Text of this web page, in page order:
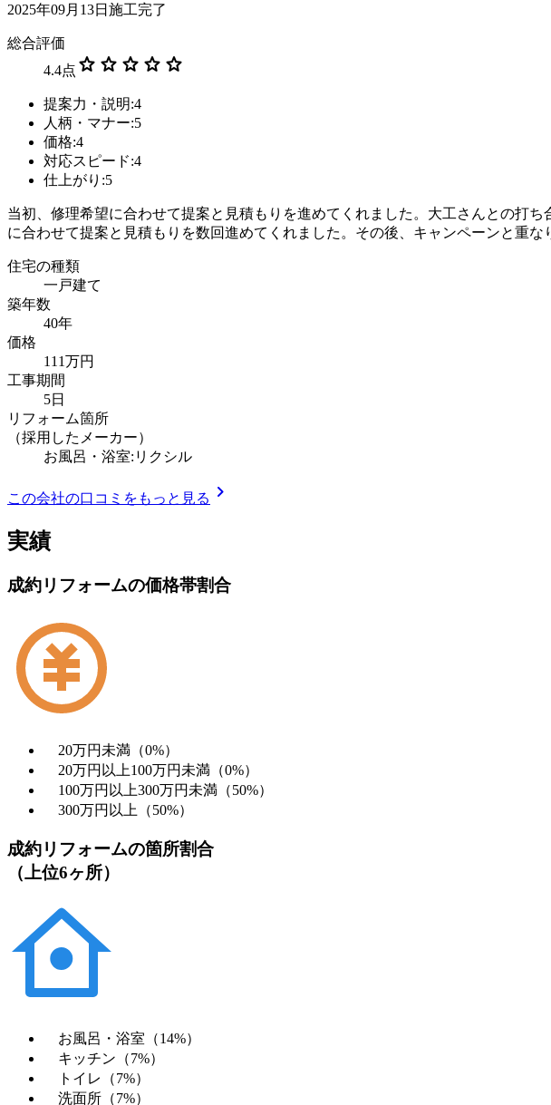
2025年09月13日施工完了
総合評価
4.4点 star star star star star
提案力・説明:4
人柄・マナー:5
価格:4
対応スピード:4
仕上がり:5
当初、修理希望に合わせて提案と見積もりを進めてくれました。大工さんとの打
に合わせて提案と見積もりを数回進めてくれました。その後、キャンペーンと重
住宅の種類
一戸建て
築年数
40年
価格
111万円
工事期間
5日
リフォーム箇所
（採用したメーカー）
お風呂・浴室:リクシル
この会社の口コミをもっと見る chevron_right
実績
成約リフォームの価格帯割合
20万円未満（0%）
20万円以上100万円未満（0%）
100万円以上300万円未満（50%）
300万円以上（50%）
成約リフォームの箇所割合
（上位6ヶ所）
お風呂・浴室（14%）
キッチン（7%）
トイレ（7%）
洗面所（7%）